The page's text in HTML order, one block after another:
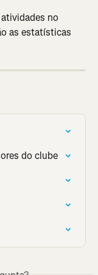
no
as estatísticas
do clube